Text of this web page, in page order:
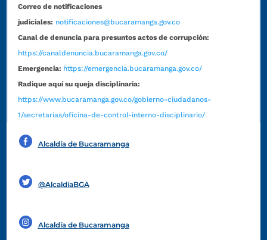
Correo de notificaciones
judiciales: notificaciones@bucaramanga.gov.co
Canal de denuncia para presuntos actos de corrupción:
https://canaldenuncia.bucaramanga.gov.co/
Emergencia: https://emergencia.bucaramanga.gov.co/
Radique aquí su queja disciplinaria:
https://www.bucaramanga.gov.co/gobierno-ciudadanos-
1/secretarias/oficina-de-control-interno-disciplinario/
Alcaldía de Bucaramanga
@AlcaldíaBGA
Alcaldía de Bucaramanga